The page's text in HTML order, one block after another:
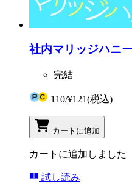
社内マリッジハニ
完結
110/¥121(税込)
カートに追加
カートに追加しました
試し読み